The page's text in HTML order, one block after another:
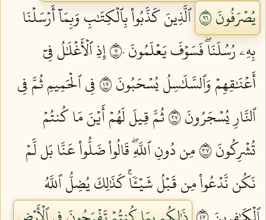
يُصۡرَفُونَ ٦٩
ٱلَّذِينَ كَذَّبُواْ بِٱلۡكِتَٰبِ وَبِمَآ أَرۡسَلۡنَا
بِهِۦ رُسُلَنَاۖ فَسَوۡفَ يَعۡلَمُونَ ٧٠
إِذِ ٱلۡأَغۡلَٰلُ فِيٓ
أَعۡنَٰقِهِمۡ وَٱلسَّلَٰسِلُ يُسۡحَبُونَ ٧١
فِي ٱلۡحَمِيمِ ثُمَّ فِي
ٱلنَّارِ يُسۡجَرُونَ ٧٢
ثُمَّ قِيلَ لَهُمۡ أَيۡنَ مَا كُنتُمۡ
تُشۡرِكُونَ ٧٣
مِن دُونِ ٱللَّهِۖ قَالُواْ ضَلُّواْ عَنَّا بَل لَّمۡ
نَكُن نَّدۡعُواْ مِن قَبۡلُ شَيۡـٔٗاۚ كَذَٰلِكَ يُضِلُّ ٱللَّهُ